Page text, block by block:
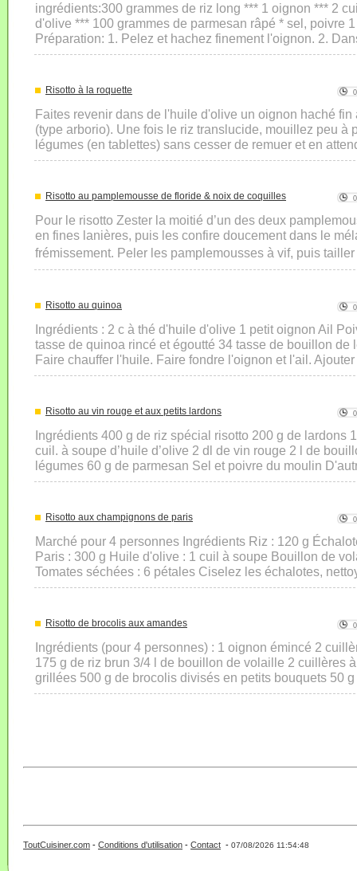
ingrédients:300 grammes de riz long *** 1 oignon *** 2
d'olive *** 100 grammes de parmesan râpé * sel, poivre
Préparation: 1. Pelez et hachez finement l'oignon. 2.
Risotto à la roquette
Faites revenir dans de l'huile d'olive un oignon haché
(type arborio). Une fois le riz translucide, mouillez peu à
légumes (en tablettes) sans cesser de remuer et en
Risotto au pamplemousse de floride & noix de coquilles
Pour le risotto Zester la moitié d’un des deux
en fines lanières, puis les confire doucement dans le
frémissement. Peler les pamplemousses à vif, puis
Risotto au quinoa
Ingrédients : 2 c à thé d'huile d'olive 1 petit oignon Ail
tasse de quinoa rincé et égoutté 34 tasse de bouillon de
Faire chauffer l'huile. Faire fondre l'oignon et l'ail.
Risotto au vin rouge et aux petits lardons
Ingrédients 400 g de riz spécial risotto 200 g de lardons
cuil. à soupe d’huile d’olive 2 dl de vin rouge 2 l de
légumes 60 g de parmesan Sel et poivre du moulin
Risotto aux champignons de paris
Marché pour 4 personnes Ingrédients Riz : 120 g
Paris : 300 g Huile d'olive : 1 cuil à soupe Bouillon de
Tomates séchées : 6 pétales Ciselez les échalotes,
Risotto de brocolis aux amandes
Ingrédients (pour 4 personnes) : 1 oignon émincé 2
175 g de riz brun 3/4 l de bouillon de volaille 2 cuillères
grillées 500 g de brocolis divisés en petits bouquets 50
ToutCuisiner.com - Conditions d'utilisation - Contact - 07/08/2026 11:54:48